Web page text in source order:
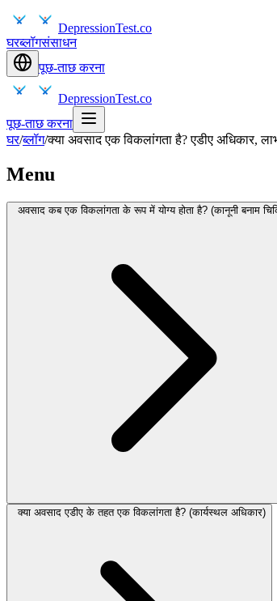
DepressionTest.co
घरब्लॉगसंसाधन
पूछ-ताछ करना
DepressionTest.co
पूछ-ताछ करना
घर/ब्लॉग/क्या अवसाद एक विकलांगता है? एडीए अधिकार,
Menu
अवसाद कब एक विकलांगता के रूप में योग्य होता है? (कानूनी बनाम
क्या अवसाद एडीए के तहत एक विकलांगता है? (कार्यस्थल अधिकार)